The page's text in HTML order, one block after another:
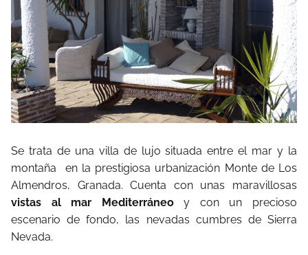
Se trata de una villa de lujo situada entre el mar y la
montaña en la prestigiosa urbanización Monte de Los
Almendros, Granada. Cuenta con unas maravillosas
vistas al mar Mediterráneoy con un precioso
escenario de fondo, las nevadas cumbres de Sierra
Nevada.